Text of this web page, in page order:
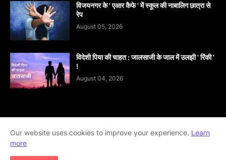
विजयनगर के ' एआर कैफे ' में स्कूल की नाबालिग छात्रा से
रेप
August 05, 2026
विदेशी पिया की चाहत : जालसाजी के जाल में उलझी ' रिंकी '
!
August 04, 2026
Home About contact-us
Disclaimer
Our website uses cookies to improve your experience. Learn
more